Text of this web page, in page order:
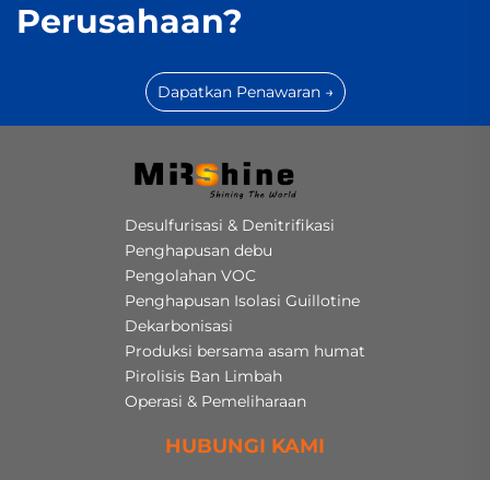
Perusahaan?
Dapatkan Penawaran →
Desulfurisasi & Denitrifikasi
Penghapusan debu
Pengolahan VOC
Penghapusan Isolasi Guillotine
Dekarbonisasi
Produksi bersama asam humat
Pirolisis Ban Limbah
Operasi & Pemeliharaan
HUBUNGI KAMI